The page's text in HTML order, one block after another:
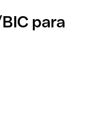
para